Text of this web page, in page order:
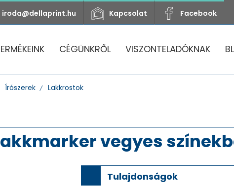
iroda@dellaprint.hu Kapcsolat Facebook
CÉGÜNKRŐL VISZONTELADÓKNAK
Írószerek Lakkrostok
vegyes
Tulajdonságok